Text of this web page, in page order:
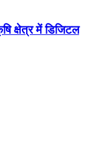
क्षेत्र में डिजिटल